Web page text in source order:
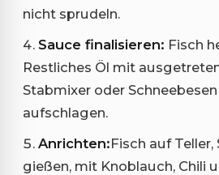
nicht sprudeln.
Sauce finalisieren: Fisch
Restliches Öl mit
Stabmixer oder
aufschlagen.
Anrichten:Fisch auf
gießen, mit Knoblauch, Chili